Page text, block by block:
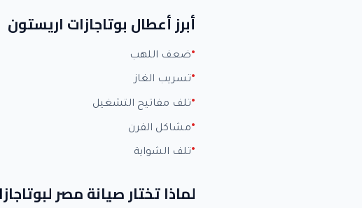
أبرز أعطال بوتاجازات اريستون
ضعف اللهب
تسريب الغاز
تلف مفاتيح التشغيل
مشاكل الفرن
تلف الشواية
لماذا تختار صيانة مصر